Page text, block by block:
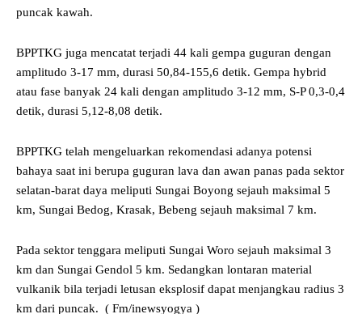
puncak kawah.
BPPTKG juga mencatat terjadi 44 kali gempa guguran dengan
amplitudo 3-17 mm, durasi 50,84-155,6 detik. Gempa hybrid
atau fase banyak 24 kali dengan amplitudo 3-12 mm, S-P 0,3-0,4
detik, durasi 5,12-8,08 detik.
BPPTKG telah mengeluarkan rekomendasi adanya potensi
bahaya saat ini berupa guguran lava dan awan panas pada sektor
selatan-barat daya meliputi Sungai Boyong sejauh maksimal 5
km, Sungai Bedog, Krasak, Bebeng sejauh maksimal 7 km.
Pada sektor tenggara meliputi Sungai Woro sejauh maksimal 3
km dan Sungai Gendol 5 km. Sedangkan lontaran material
vulkanik bila terjadi letusan eksplosif dapat menjangkau radius 3
km dari puncak. ( Fm/inewsyogya )